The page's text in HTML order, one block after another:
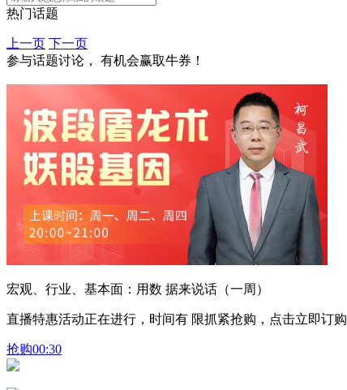
热门话题
上一页 下一页
参与话题讨论， 有机会赢取牛券！
宏观、行业、基本面：用数 据来说话（一周）
直播特惠活动正在进行，时间有 限抓紧抢购，点击立即订购
抢购00:30